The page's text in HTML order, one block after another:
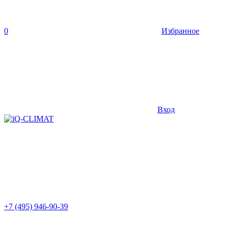
0 Избранное
Вход
+7 (495) 946-90-39